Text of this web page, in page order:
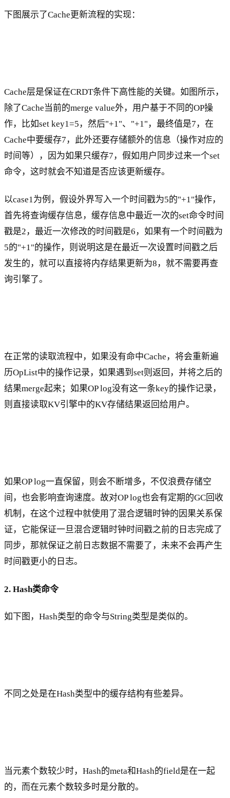
下图展示了Cache更新流程的实现：
Cache层是保证在CRDT条件下高性能的关键。如图所示，
除了Cache当前的merge value外，用户基于不同的OP操
作，比如set key1=5，然后"+1"、"+1"，最终值是7，在
Cache中要缓存7，此外还要存储额外的信息（操作对应的
时间等），因为如果只缓存7，假如用户同步过来一个set
命令，这时就会不知道是否应该更新缓存。
以case1为例，假设外界写入一个时间戳为5的"+1"操作，
首先将查询缓存信息，缓存信息中最近一次的set命令时间
戳是2，最近一次修改的时间戳是6，如果有一个时间戳为
5的"+1"的操作，则说明这是在最近一次设置时间戳之后
发生的，就可以直接将内存结果更新为8，就不需要再查
询引擎了。
在正常的读取流程中，如果没有命中Cache，将会重新遍
历OpList中的操作记录，如果遇到set则返回，并将之后的
结果merge起来；如果OP log没有这一条key的操作记录，
则直接读取KV引擎中的KV存储结果返回给用户。
如果OP log一直保留，则会不断增多，不仅浪费存储空
间，也会影响查询速度。故对OP log也会有定期的GC回收
机制，在这个过程中就使用了混合逻辑时钟的因果关系保
证，它能保证一旦混合逻辑时钟时间戳之前的日志完成了
同步，那就保证之前日志数据不需要了，未来不会再产生
时间戳更小的日志。
2. Hash类命令
如下图，Hash类型的命令与String类型是类似的。
不同之处是在Hash类型中的缓存结构有些差异。
当元素个数较少时，Hash的meta和Hash的field是在一起
的，而在元素个数较多时是分散的。